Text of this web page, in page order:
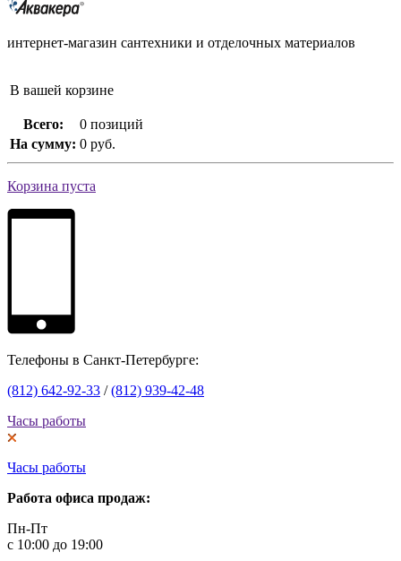
интернет-магазин сантехники и отделочных материалов
В вашей корзине
Всего:
0 позиций
На сумму: 0 руб.
Корзина пуста
Телефоны в Санкт-Петербурге:
(812) 642-92-33 /(812) 939-42-48
Часы работы
Часы работы
Работа офиса продаж:
Пн-Пт
с 10:00 до 19:00